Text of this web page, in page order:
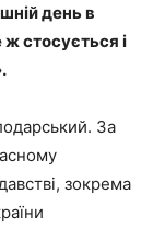
день в
стосується і
За
зокрема